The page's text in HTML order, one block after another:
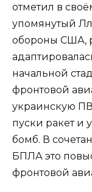
отметил в
упомянутый
обороны США,
начальной
фронтовой
украинскую
пуски ракет и
бомб. В
БПЛА это
фронтовой